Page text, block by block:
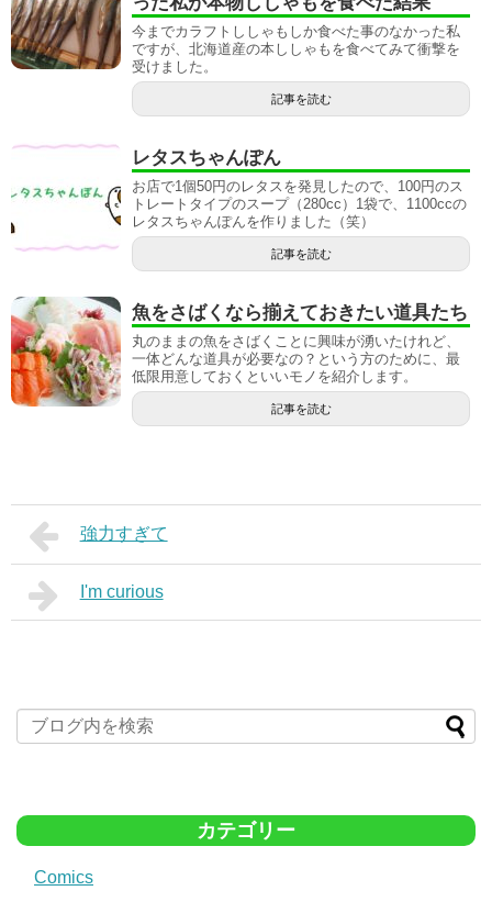
今までカラフトししゃもしか食べた事のなかった私
ですが、北海道産の本ししゃもを食べてみて衝撃を
受けました。
記事を読む
レタスちゃんぽん
お店で1個50円のレタスを発見したので、100円のス
トレートタイプのスープ（280cc）1袋で、1100ccの
レタスちゃんぽんを作りました（笑）
記事を読む
魚をさばくなら揃えておきたい道具たち
丸のままの魚をさばくことに興味が湧いたけれど、
一体どんな道具が必要なの？という方のために、最
低限用意しておくといいモノを紹介します。
記事を読む
強力すぎて
I'm curious
カテゴリー
Comics